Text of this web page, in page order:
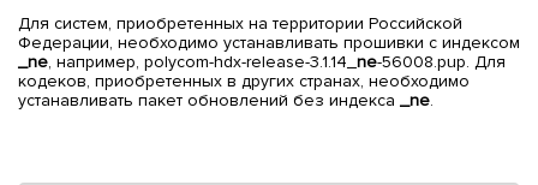
Для систем, приобретенных на территории Российской
Федерации, необходимо устанавливать прошивки с индексом
_ne, например, polycom-hdx-release-3.1.14_ ne-56008.pup. Для
кодеков, приобретенных в других странах, необходимо
устанавливать пакет обновлений без индекса _ne.